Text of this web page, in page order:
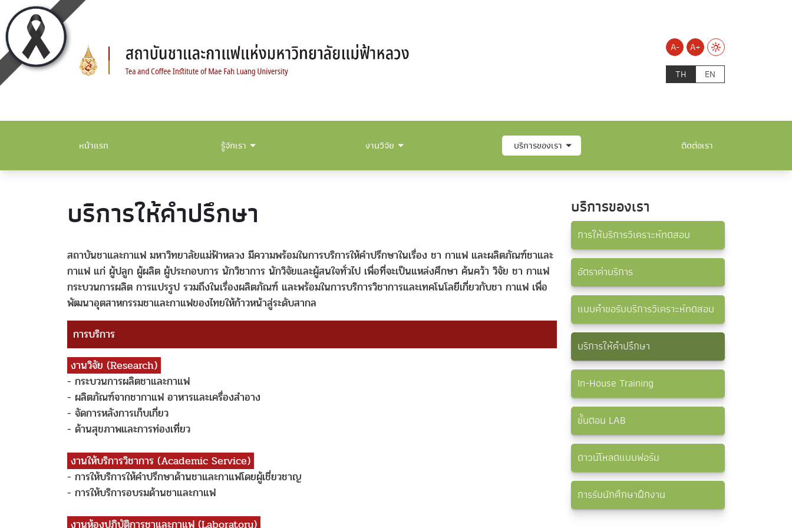
A-
A+
TH
EN
หน้าแรก รู้จักเรา งานวิจัย บริการของเรา ติดต่อเรา
บริการให้คำปรึกษา
สถาบันชาและกาแฟ มหาวิทยาลัยแม่ฟ้าหลวง มีความพร้อมในการบริการให้คำปรึกษาในเรื่อง ชา กาแฟ และผลิตภัณฑ์ชาและ
กาแฟ แก่ ผู้ปลูก ผู้ผลิต ผู้ประกอบการ นักวิชาการ นักวิจัยและผู้สนใจทั่วไป เพื่อที่จะเป็นแหล่งศึกษา ค้นคว้า วิจัย ชา กาแฟ
กระบวนการผลิต การแปรรูป รวมถึงในเรื่องผลิตภัณฑ์ และพร้อมในการบริการวิชาการและเทคโนโลยีเกี่ยวกับชา กาแฟ เพื่อ
พัฒนาอุตสาหกรรมชาและกาแฟของไทยให้ก้าวหน้าสู่ระดับสากล
การบริการ
งานวิจัย (Research)
- กระบวนการผลิตชาและกาแฟ
- ผลิตภัณฑ์จากชากาแฟ อาหารและเครื่องสำอาง
- จัดการหลังการเก็บเกี่ยว
- ด้านสุขภาพและการท่องเที่ยว
งานให้บริการวิชาการ (Academic Service)
- การให้บริการให้คำปรึกษาด้านชาและกาแฟโดยผู้เชี่ยวชาญ
- การให้บริการอบรมด้านชาและกาแฟ
งานห้องปฏิบัติการชาและกาแฟ (Laboratory)
บริการของเรา
การให้บริการวิเคราะห์ทดสอบ
อัตราค่าบริการ
แบบคำขอรับบริการวิเคราะห์ทดสอบ
บริการให้คำปรึกษา
In-House Training
ขั้นตอน LAB
ดาวน์โหลดแบบฟอร์ม
การรับนักศึกษาฝึกงาน